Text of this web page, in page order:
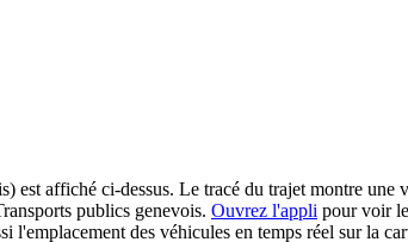
affiché ci-dessus. Le tracé du trajet montre une
publics genevois. Ouvrez l'appli pour voir
l'emplacement des véhicules en temps réel sur la